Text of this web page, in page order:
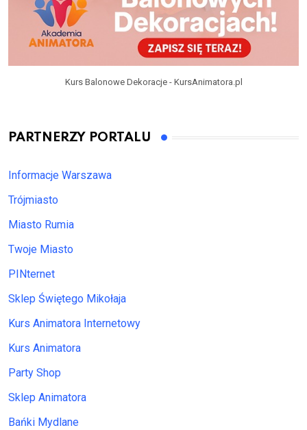
Kurs Balonowe Dekoracje - KursAnimatora.pl
PARTNERZY PORTALU
Informacje Warszawa
Trójmiasto
Miasto Rumia
Twoje Miasto
PINternet
Sklep Świętego Mikołaja
Kurs Animatora Internetowy
Kurs Animatora
Party Shop
Sklep Animatora
Bańki Mydlane